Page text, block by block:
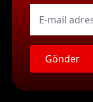
E-
mail
Gönder